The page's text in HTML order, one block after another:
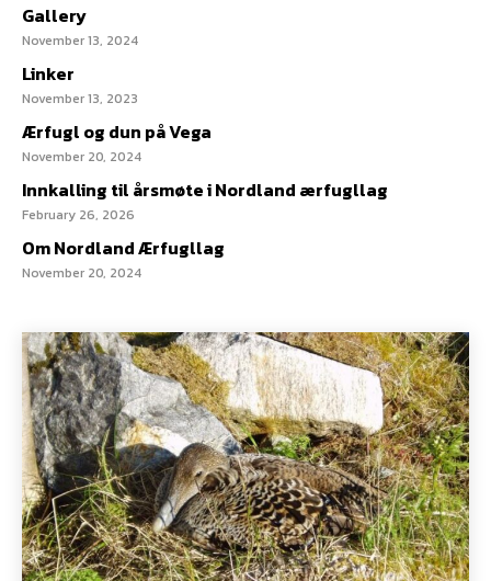
Gallery
November 13, 2024
Linker
November 13, 2023
Ærfugl og dun på Vega
November 20, 2024
Innkalling til årsmøte i Nordland ærfugllag
February 26, 2026
Om Nordland Ærfugllag
November 20, 2024